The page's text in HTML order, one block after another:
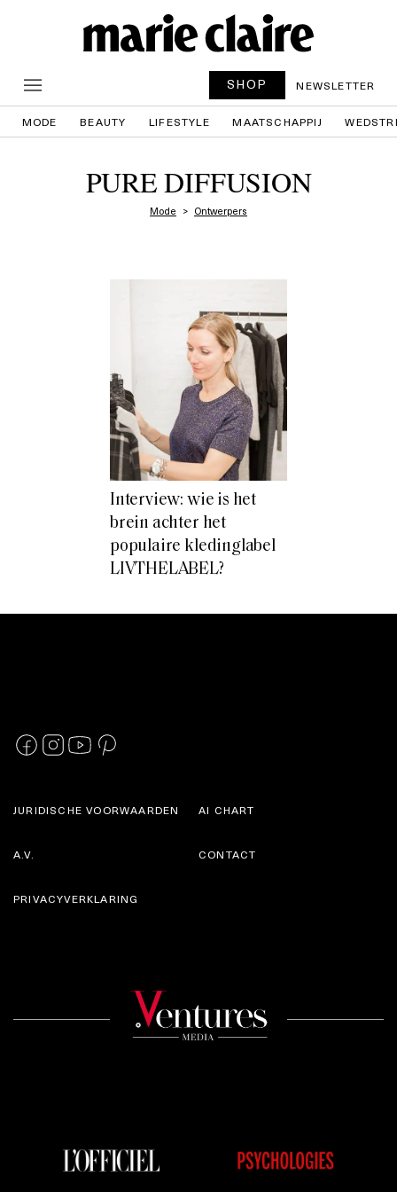
SHOP NEWSLETTER
MODE BEAUTY LIFESTYLE MAATSCHAPPIJ
PURE DIFFUSION
Mode Ontwerpers
Interview: wie is het
brein achter het
populaire kledinglabel
LIVTHELABEL?
JURIDISCHE VOORWAARDEN
A.V.
AI CHART
CONTACT
PRIVACYVERKLARING